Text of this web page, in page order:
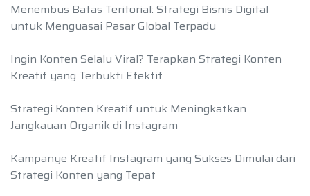
Menembus Batas Teritorial: Strategi Bisnis Digital
untuk Menguasai Pasar Global Terpadu
Ingin Konten Selalu Viral? Terapkan Strategi Konten
Kreatif yang Terbukti Efektif
Strategi Konten Kreatif untuk Meningkatkan
Jangkauan Organik di Instagram
Kampanye Kreatif Instagram yang Sukses Dimulai dari
Strategi Konten yang Tepat